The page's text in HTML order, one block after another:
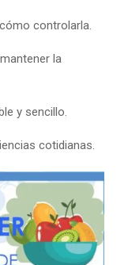
controlarla.
la
y sencillo.
cotidianas.